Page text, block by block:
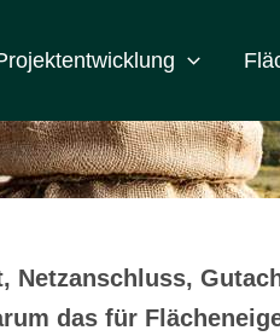
Netzanschluss,
das für